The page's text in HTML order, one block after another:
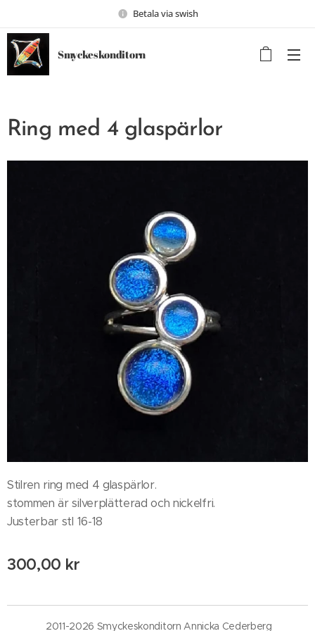
Betala via swish
Smyckeskonditorn
Ring med 4 glaspärlor
Stilren ring med 4 glaspärlor.
stommen är silverplätterad och nickelfri.
Justerbar stl 16-18
300,00 kr
2011-2026 Smyckeskonditorn Annicka Cederberg